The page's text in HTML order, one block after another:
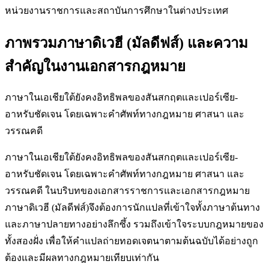
หน่วยงานราชการและสถาบันการศึกษาในต่างประเทศ
ภาพรวมภาษาดิเวฮี (มัลดีฟส์) และความ
สำคัญในงานเอกสารกฎหมาย
ภาษาในเอเชียใต้ยังคงอิทธิพลของสันสกฤตและเปอร์เซีย-
อาหรับชัดเจน โดยเฉพาะคำศัพท์ทางกฎหมาย ศาสนา และ
วรรณคดี
ภาษาในเอเชียใต้ยังคงอิทธิพลของสันสกฤตและเปอร์เซีย-
อาหรับชัดเจน โดยเฉพาะคำศัพท์ทางกฎหมาย ศาสนา และ
วรรณคดี ในบริบทของเอกสารราชการและเอกสารกฎหมาย
ภาษาดิเวฮี (มัลดีฟส์)จึงต้องการนักแปลที่เข้าใจทั้งภาษาต้นทาง
และภาษาปลายทางอย่างลึกซึ้ง รวมถึงเข้าใจระบบกฎหมายของ
ทั้งสองฝั่ง เพื่อให้คำแปลถ่ายทอดเจตนาตามต้นฉบับได้อย่างถูก
ต้องและมีผลทางกฎหมายเทียบเท่ากัน